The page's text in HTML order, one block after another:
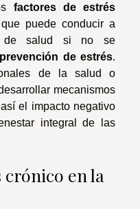
factores de estrés
puede conducir a
de salud si no se
prevención de estrés.
de la salud o
mecanismos
el impacto negativo
integral de las
en la